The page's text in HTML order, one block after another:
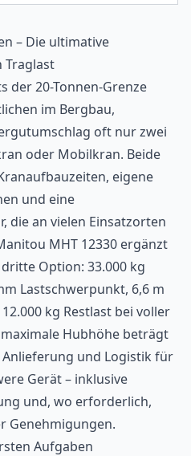
– Die ultimative
Traglast
der 20-Tonnen-Grenze
im Bergbau,
oft nur zwei
oder Mobilkran. Beide
eigene
und eine
die an vielen Einsatzorten
MHT 12330 ergänzt
Option: 33.000 kg
Lastschwerpunkt, 6,6 m
kg Restlast bei voller
Hubhöhe beträgt
und Logistik für
Gerät – inklusive
und, wo erforderlich,
Genehmigungen.
Aufgaben